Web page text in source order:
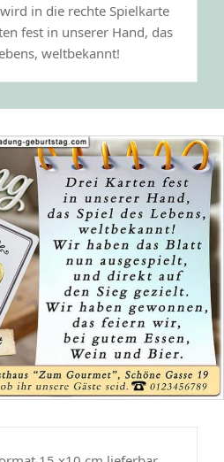
in die rechte Spielkarte
fest in unserer Hand, das
weltbekannt!